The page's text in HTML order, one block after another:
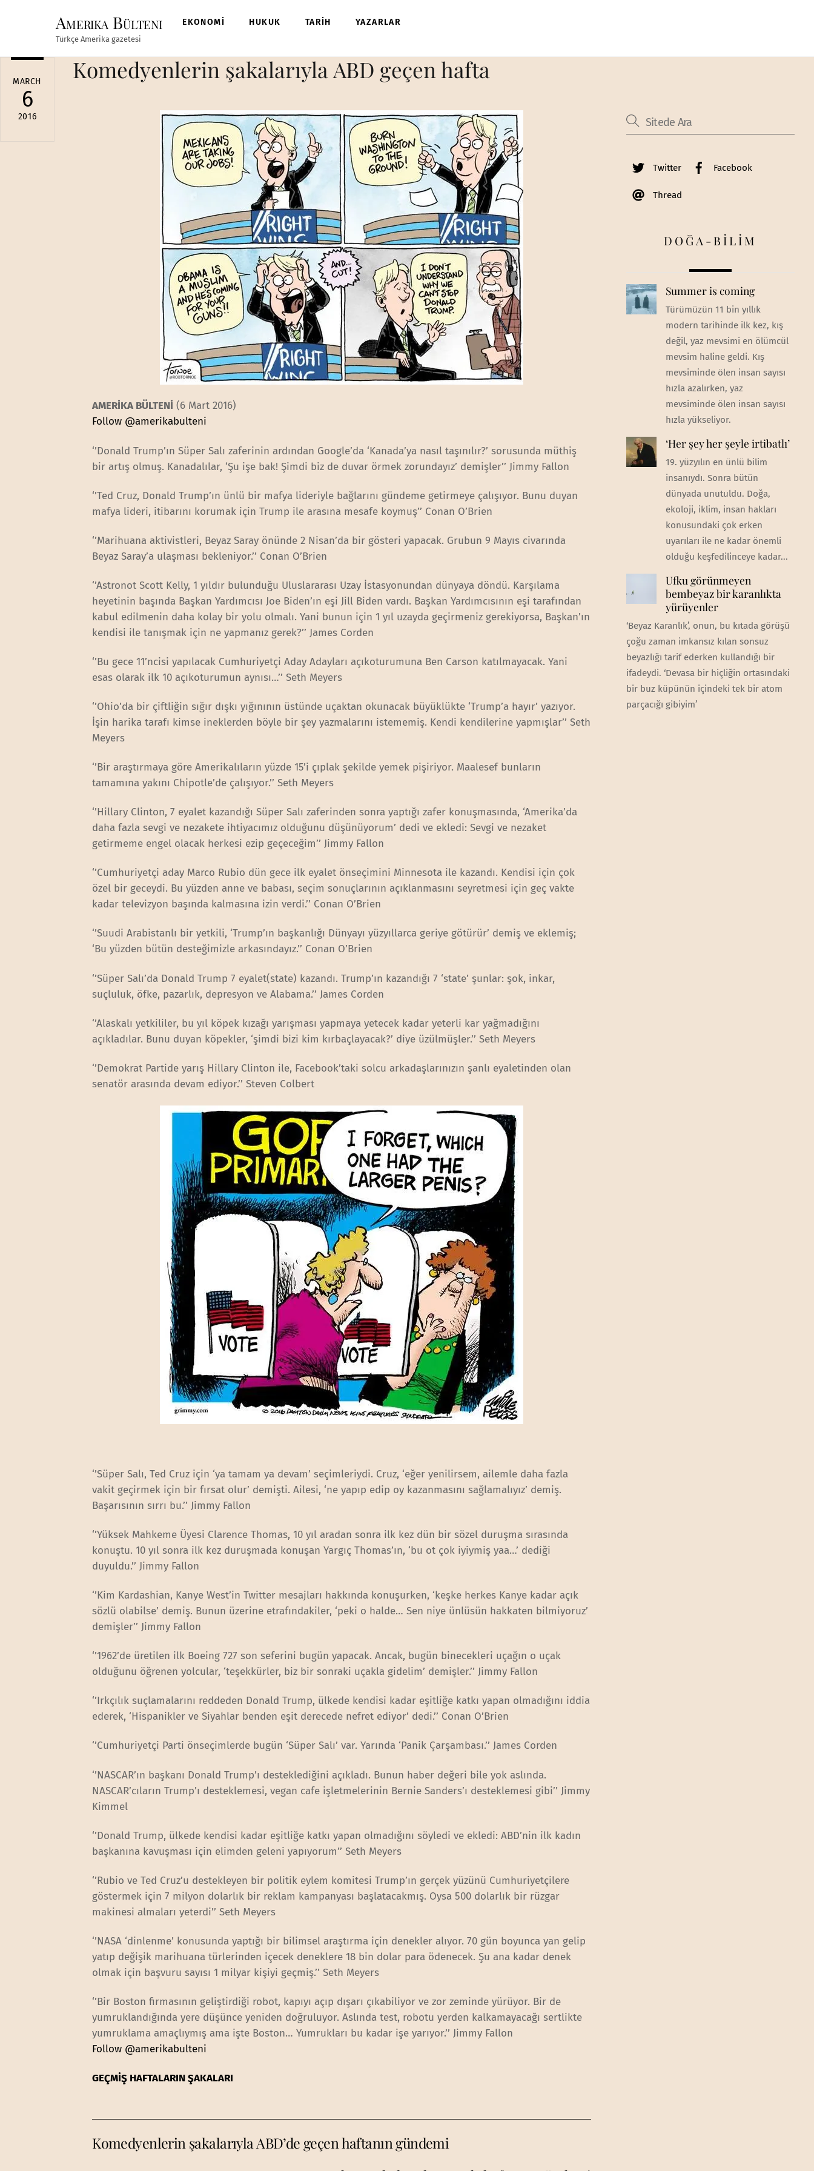
Amerika Bülteni
Türkçe Amerika gazetesi
EKONOMİ HUKUK TARİH YAZARLAR
MARCH
6
2016
Komedyenlerin şakalarıyla ABD geçen hafta
AMERİKA BÜLTENİ (6 Mart 2016)
Follow @amerikabulteni
‘’Donald Trump’ın Süper Salı zaferinin ardından Google’da ‘Kanada’ya nasıl taşınılır?’ sorusunda müthiş
bir artış olmuş. Kanadalılar, ‘Şu işe bak! Şimdi biz de duvar örmek zorundayız’ demişler’’ Jimmy Fallon
‘’Ted Cruz, Donald Trump’ın ünlü bir mafya lideriyle bağlarını gündeme getirmeye çalışıyor. Bunu duyan
mafya lideri, itibarını korumak için Trump ile arasına mesafe koymuş’’ Conan O’Brien
‘’Marihuana aktivistleri, Beyaz Saray önünde 2 Nisan’da bir gösteri yapacak. Grubun 9 Mayıs civarında
Beyaz Saray’a ulaşması bekleniyor.’’ Conan O’Brien
‘’Astronot Scott Kelly, 1 yıldır bulunduğu Uluslararası Uzay İstasyonundan dünyaya döndü. Karşılama
heyetinin başında Başkan Yardımcısı Joe Biden’ın eşi Jill Biden vardı. Başkan Yardımcısının eşi tarafından
kabul edilmenin daha kolay bir yolu olmalı. Yani bunun için 1 yıl uzayda geçirmeniz gerekiyorsa, Başkan’ın
kendisi ile tanışmak için ne yapmanız gerek?’’ James Corden
‘’Bu gece 11’ncisi yapılacak Cumhuriyetçi Aday Adayları açıkoturumuna Ben Carson katılmayacak. Yani
esas olarak ilk 10 açıkoturumun aynısı…’’ Seth Meyers
‘’Ohio’da bir çiftliğin sığır dışkı yığınının üstünde uçaktan okunacak büyüklükte ‘Trump’a hayır’ yazıyor.
İşin harika tarafı kimse ineklerden böyle bir şey yazmalarını istememiş. Kendi kendilerine yapmışlar’’ Seth
Meyers
‘’Bir araştırmaya göre Amerikalıların yüzde 15’i çıplak şekilde yemek pişiriyor. Maalesef bunların
tamamına yakını Chipotle’de çalışıyor.’’ Seth Meyers
‘’Hillary Clinton, 7 eyalet kazandığı Süper Salı zaferinden sonra yaptığı zafer konuşmasında, ‘Amerika’da
daha fazla sevgi ve nezakete ihtiyacımız olduğunu düşünüyorum’ dedi ve ekledi: Sevgi ve nezaket
getirmeme engel olacak herkesi ezip geçeceğim’’ Jimmy Fallon
‘’Cumhuriyetçi aday Marco Rubio dün gece ilk eyalet önseçimini Minnesota ile kazandı. Kendisi için çok
özel bir geceydi. Bu yüzden anne ve babası, seçim sonuçlarının açıklanmasını seyretmesi için geç vakte
kadar televizyon başında kalmasına izin verdi.’’ Conan O’Brien
‘’Suudi Arabistanlı bir yetkili, ‘Trump’ın başkanlığı Dünyayı yüzyıllarca geriye götürür’ demiş ve eklemiş;
‘Bu yüzden bütün desteğimizle arkasındayız.’’ Conan O’Brien
‘’Süper Salı’da Donald Trump 7 eyalet(state) kazandı. Trump’ın kazandığı 7 ‘state’ şunlar: şok, inkar,
suçluluk, öfke, pazarlık, depresyon ve Alabama.’’ James Corden
‘’Alaskalı yetkililer, bu yıl köpek kızağı yarışması yapmaya yetecek kadar yeterli kar yağmadığını
açıkladılar. Bunu duyan köpekler, ‘şimdi bizi kim kırbaçlayacak?’ diye üzülmüşler.’’ Seth Meyers
‘’Demokrat Partide yarış Hillary Clinton ile, Facebook’taki solcu arkadaşlarınızın şanlı eyaletinden olan
senatör arasında devam ediyor.’’ Steven Colbert
‘’Süper Salı, Ted Cruz için ‘ya tamam ya devam’ seçimleriydi. Cruz, ‘eğer yenilirsem, ailemle daha fazla
vakit geçirmek için bir fırsat olur’ demişti. Ailesi, ‘ne yapıp edip oy kazanmasını sağlamalıyız’ demiş.
Başarısının sırrı bu.’’ Jimmy Fallon
‘’Yüksek Mahkeme Üyesi Clarence Thomas, 10 yıl aradan sonra ilk kez dün bir sözel duruşma sırasında
konuştu. 10 yıl sonra ilk kez duruşmada konuşan Yargıç Thomas’ın, ‘bu ot çok iyiymiş yaa…’ dediği
duyuldu.’’ Jimmy Fallon
‘’Kim Kardashian, Kanye West’in Twitter mesajları hakkında konuşurken, ‘keşke herkes Kanye kadar açık
sözlü olabilse’ demiş. Bunun üzerine etrafındakiler, ‘peki o halde… Sen niye ünlüsün hakkaten bilmiyoruz’
demişler’’ Jimmy Fallon
‘’1962’de üretilen ilk Boeing 727 son seferini bugün yapacak. Ancak, bugün binecekleri uçağın o uçak
olduğunu öğrenen yolcular, ‘teşekkürler, biz bir sonraki uçakla gidelim’ demişler.’’ Jimmy Fallon
‘’Irkçılık suçlamalarını reddeden Donald Trump, ülkede kendisi kadar eşitliğe katkı yapan olmadığını iddia
ederek, ‘Hispanikler ve Siyahlar benden eşit derecede nefret ediyor’ dedi.’’ Conan O’Brien
‘’Cumhuriyetçi Parti önseçimlerde bugün ‘Süper Salı’ var. Yarında ‘Panik Çarşambası.’’ James Corden
‘’NASCAR’ın başkanı Donald Trump’ı desteklediğini açıkladı. Bunun haber değeri bile yok aslında.
NASCAR’cıların Trump’ı desteklemesi, vegan cafe işletmelerinin Bernie Sanders’ı desteklemesi gibi’’ Jimmy
Kimmel
‘’Donald Trump, ülkede kendisi kadar eşitliğe katkı yapan olmadığını söyledi ve ekledi: ABD’nin ilk kadın
başkanına kavuşması için elimden geleni yapıyorum’’ Seth Meyers
‘’Rubio ve Ted Cruz’u destekleyen bir politik eylem komitesi Trump’ın gerçek yüzünü Cumhuriyetçilere
göstermek için 7 milyon dolarlık bir reklam kampanyası başlatacakmış. Oysa 500 dolarlık bir rüzgar
makinesi almaları yeterdi’’ Seth Meyers
‘’NASA ‘dinlenme’ konusunda yaptığı bir bilimsel araştırma için denekler alıyor. 70 gün boyunca yan gelip
yatıp değişik marihuana türlerinden içecek deneklere 18 bin dolar para ödenecek. Şu ana kadar denek
olmak için başvuru sayısı 1 milyar kişiyi geçmiş.’’ Seth Meyers
‘’Bir Boston firmasının geliştirdiği robot, kapıyı açıp dışarı çıkabiliyor ve zor zeminde yürüyor. Bir de
yumruklandığında yere düşünce yeniden doğruluyor. Aslında test, robotu yerden kalkamayacağı sertlikte
yumruklama amaçlıymış ama işte Boston… Yumrukları bu kadar işe yarıyor.’’ Jimmy Fallon
Follow @amerikabulteni
GEÇMİŞ HAFTALARIN ŞAKALARI
Komedyenlerin şakalarıyla ABD’de geçen haftanın gündemi
Twitter Facebook
Thread
DOĞA-BİLİM
Summer is coming
Türümüzün 11 bin yıllık
modern tarihinde ilk kez, kış
değil, yaz mevsimi en ölümcül
mevsim haline geldi. Kış
mevsiminde ölen insan sayısı
hızla azalırken, yaz
mevsiminde ölen insan sayısı
hızla yükseliyor.
‘Her şey her şeyle irtibatlı’
19. yüzyılın en ünlü bilim
insanıydı. Sonra bütün
dünyada unutuldu. Doğa,
ekoloji, iklim, insan hakları
konusundaki çok erken
uyarıları ile ne kadar önemli
olduğu keşfedilinceye kadar...
Ufku görünmeyen
bembeyaz bir karanlıkta
yürüyenler
‘Beyaz Karanlık’, onun, bu kıtada görüşü
çoğu zaman imkansız kılan sonsuz
beyazlığı tarif ederken kullandığı bir
ifadeydi. ‘Devasa bir hiçliğin ortasındaki
bir buz küpünün içindeki tek bir atom
parçacığı gibiyim’